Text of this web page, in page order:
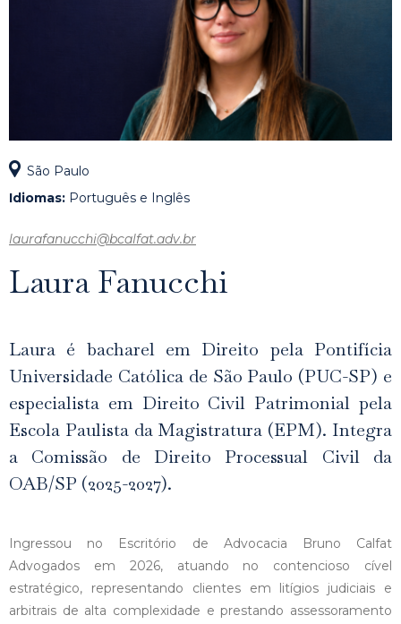
São Paulo
Idiomas: Português e Inglês
laurafanucchi@bcalfat.adv.br
Laura Fanucchi
Laura é bacharel em Direito pela Pontifícia
Universidade Católica de São Paulo (PUC-SP) e
especialista em Direito Civil Patrimonial pela
Escola Paulista da Magistratura (EPM). Integra
a Comissão de Direito Processual Civil da
OAB/SP (2025-2027).
Ingressou no Escritório de Advocacia Bruno Calfat
Advogados em 2026, atuando no contencioso cível
estratégico, representando clientes em litígios judiciais e
arbitrais de alta complexidade e prestando assessoramento